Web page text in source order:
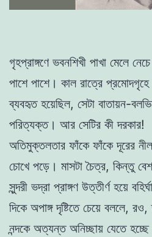
গৃহপ্রাঙ্গণে ভবনশিখী পাখা মেলে
পাশে পাশে। কাল রাত্রে
ব্যবহৃত হয়েছিল, সেটা বাতায়ন-
পরিত্যক্ত। আর সেটির কী দরকার!
অতিমুক্তলতার ফাঁকে ফাঁকে দূরের
চোখে পড়ে। মাসটা চৈত্র, কিন্তু
সুন্দরী ভদ্রা প্রাঙ্গণ উত্তীর্ণ হয়ে
দিকে অপাঙ্গ দৃষ্টিতে চেয়ে বললে,
নন্দকে অত্যন্ত অনিচ্ছায় যেতে